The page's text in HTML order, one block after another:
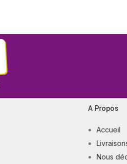
A Propos
Accueil
Nous